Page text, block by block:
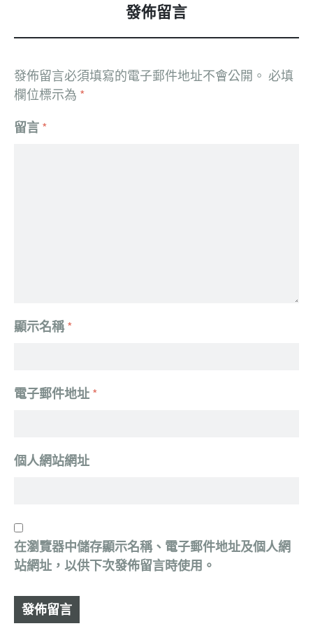
發佈留言
發佈留言必須填寫的電子郵件地址不會公開。 必填
欄位標示為 *
留言 *
顯示名稱*
電子郵件地址 *
個人網站網址
在瀏覽器中儲存顯示名稱、電子郵件地址及個人網
站網址，以供下次發佈留言時使用。